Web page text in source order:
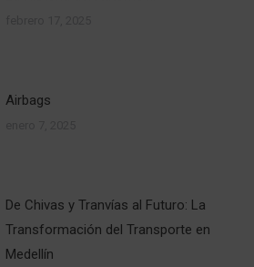
Airbags
De Chivas y Tranvías al Futuro: La
Transformación del Transporte en
Medellín